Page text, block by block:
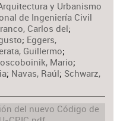
y Urbanismo
de Ingeniería Civil
Carlos del;
; Eggers,
Guillermo;
Mario;
; Navas, Raúl; Schwarz,